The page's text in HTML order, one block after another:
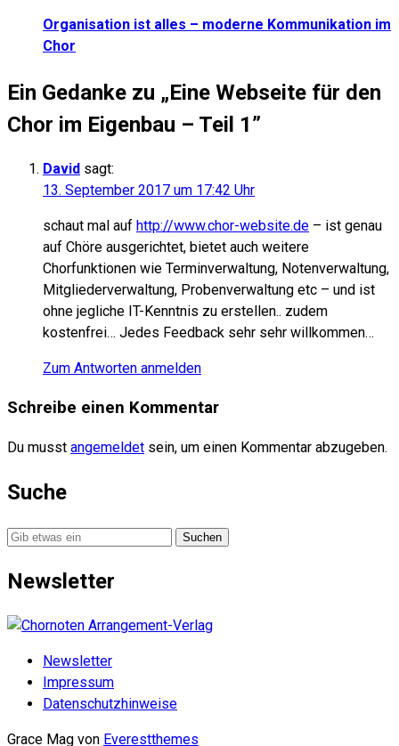
Organisation ist alles – moderne Kommunikation im
Chor
Ein Gedanke zu „Eine Webseite für den
Chor im Eigenbau – Teil 1”
David sagt:
13. September 2017 um 17:42 Uhr
schaut mal auf http://www.chor-website.de – ist genau
auf Chöre ausgerichtet, bietet auch weitere
Chorfunktionen wie Terminverwaltung, Notenverwaltung,
Mitgliederverwaltung, Probenverwaltung etc – und ist
ohne jegliche IT-Kenntnis zu erstellen.. zudem
kostenfrei… Jedes Feedback sehr sehr willkommen…
Zum Antworten anmelden
Schreibe einen Kommentar
Du musst angemeldet sein, um einen Kommentar abzugeben.
Suche
Suche
Newsletter
Newsletter
Impressum
Datenschutzhinweise
Grace Mag von Everestthemes